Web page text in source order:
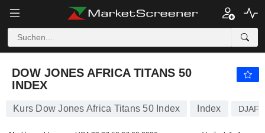
DOW JONES AFRICA TITANS 50
INDEX
Kurs Dow Jones Africa Titans 50 Index Index DJAFK